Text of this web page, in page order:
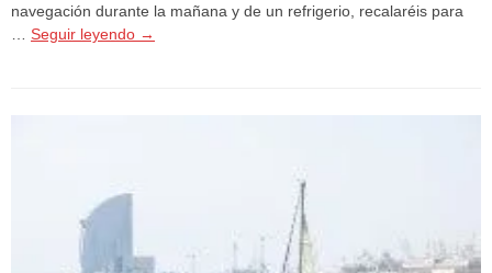
navegación durante la mañana y de un refrigerio, recalaréis para
Seguir leyendo →